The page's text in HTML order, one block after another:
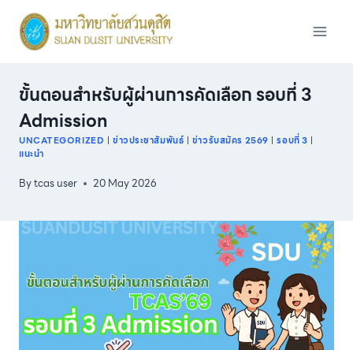
content
ขั้นตอนสำหรับผู้ผ่านการคัดเลือก รอบที่ 3
Admission
UNCATEGORIZED | ข่าวประชาสัมพันธ์ | ข่าวรับสมัคร 2569 |รอบที่ 3 |
แนะนำ
Bytcas user 20 May 2026